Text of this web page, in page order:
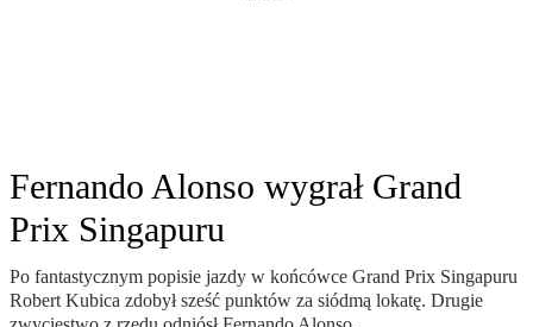
Fernando Alonso wygrał Grand
Prix Singapuru
Po fantastycznym popisie jazdy w końcówce Grand Prix Singapuru
Robert Kubica zdobył sześć punktów za siódmą lokatę. Drugie